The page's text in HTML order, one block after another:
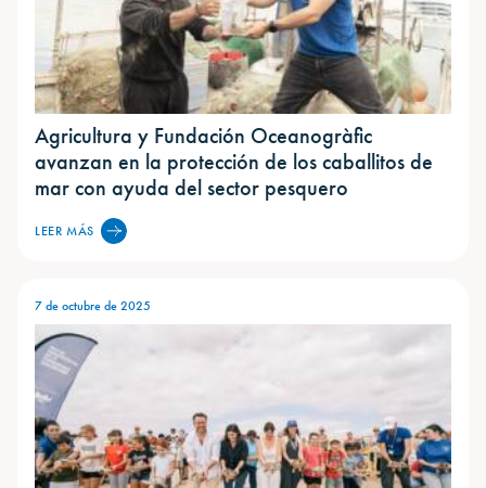
Agricultura y Fundación Oceanogràfic
avanzan en la protección de los caballitos de
mar con ayuda del sector pesquero
LEER MÁS
7 de octubre de 2025